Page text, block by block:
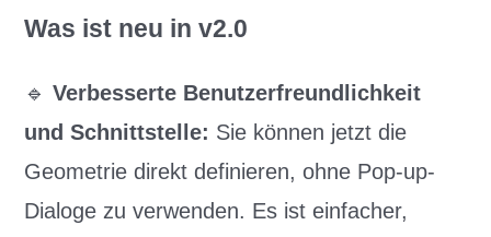
Was ist neu in v2.0
🔹Verbesserte Benutzerfreundlichkeit
und Schnittstelle: Sie können jetzt die
Geometrie direkt definieren, ohne Pop-up-
Dialoge zu verwenden. Es ist einfacher,